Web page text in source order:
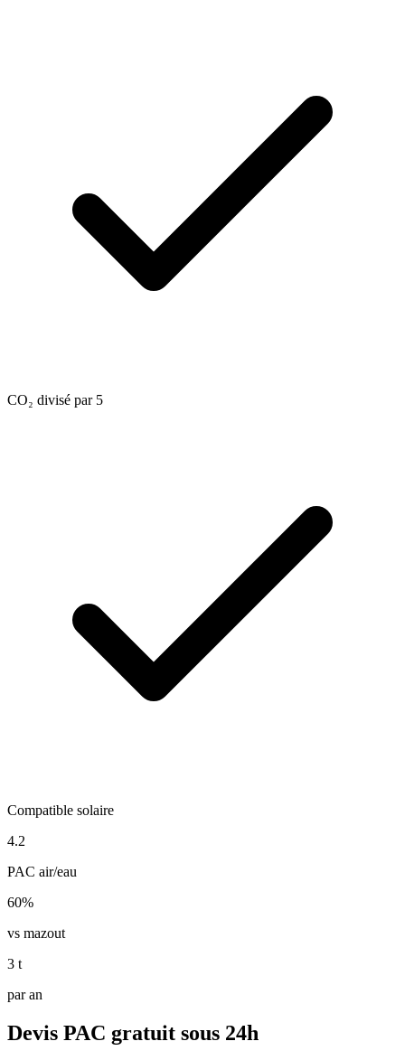
CO₂ divisé par 5
Compatible solaire
4.2
PAC air/eau
60%
vs mazout
3 t
par an
Devis PAC gratuit sous 24h